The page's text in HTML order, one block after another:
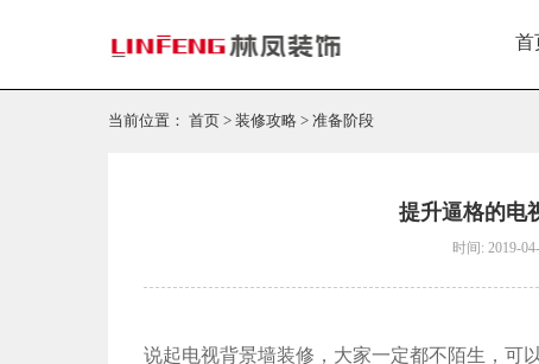
首
当前位置： 首页 > 装修攻略 > 准备阶段
提升逼格的电
时间: 2019-
说起电视背景墙装修，大家一定都不陌生，可